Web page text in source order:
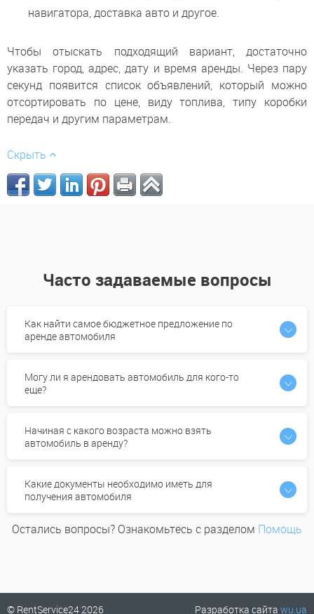
навигатора, доставка авто и другое.
Чтобы отыскать подходящий вариант, достаточно
указать город, адрес, дату и время аренды. Через пару
секунд появится список объявлений, который можно
отсортировать по цене, виду топлива, типу коробки
передач и другим параметрам.
Скрыть
Часто задаваемые вопросы
Как найти самое бюджетное предложение по
аренде автомобиля
Могу ли я арендовать автомобиль для кого-то
еще?
Начиная с какого возраста можно взять
автомобиль в аренду?
Какие документы необходимо иметь для
получения автомобиля
Остались вопросы? Ознакомьтесь с разделом Помощь
© RentService24 2026 Разработка сайта wu.ua